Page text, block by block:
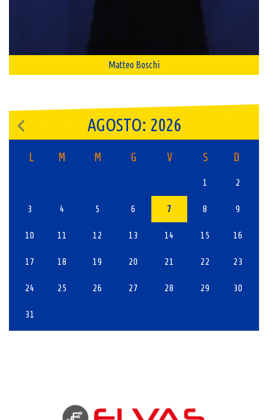
Matteo Boschi
AGOSTO: 2026
L M M G V S D
1 2
3 4 5 6 7 8 9
10 11 12 13 14 15 16
17 18 19 20 21 22 23
24 25 26 27 28 29 30
31